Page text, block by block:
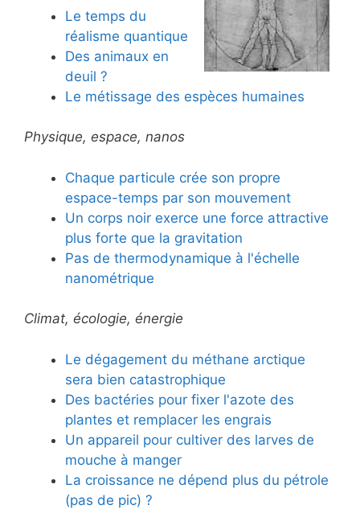
Le temps du
réalisme quantique
Des animaux en
deuil ?
Le métissage des espèces humaines
Physique, espace, nanos
Chaque particule crée son propre
espace-temps par son mouvement
Un corps noir exerce une force attractive
plus forte que la gravitation
Pas de thermodynamique à l'échelle
nanométrique
Climat, écologie, énergie
Le dégagement du méthane arctique
sera bien catastrophique
Des bactéries pour fixer l'azote des
plantes et remplacer les engrais
Un appareil pour cultiver des larves de
mouche à manger
La croissance ne dépend plus du pétrole
(pas de pic) ?